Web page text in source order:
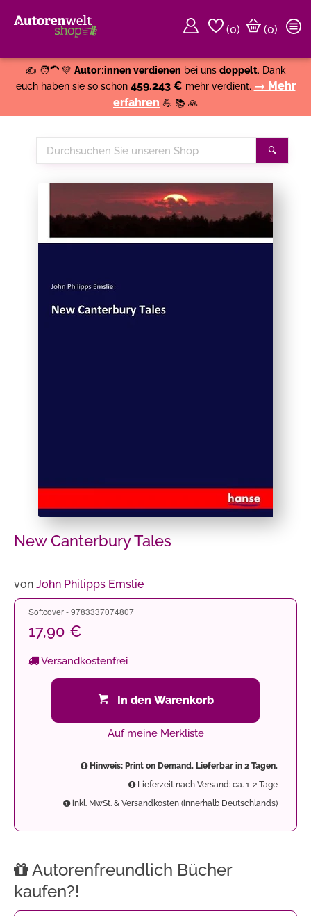
(0)
(0)
✍️ 🧑‍🦱 💚 Autor:innen verdienen bei uns doppelt. Dank
euch haben sie so schon 459.243 € mehr verdient. → Mehr
erfahren 💪 📚 🙏
Durchsuchen
Sie
New Canterbury Tales
von John Philipps Emslie
Softcover - 9783337074807
17,90 €
Versandkostenfrei
In den Warenkorb
Auf meine Merkliste
Hinweis: Print on Demand. Lieferbar in 2 Tagen.
Lieferzeit nach Versand: ca. 1-2 Tage
inkl. MwSt. & Versandkosten (innerhalb Deutschlands)
Autorenfreundlich Bücher
kaufen?!